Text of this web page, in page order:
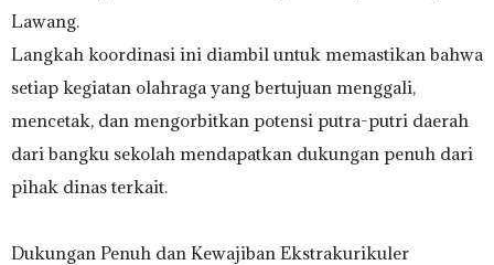
Lawang.
‎​Langkah koordinasi ini diambil untuk memastikan bahwa
setiap kegiatan olahraga yang bertujuan menggali,
mencetak, dan mengorbitkan potensi putra-putri daerah
dari bangku sekolah mendapatkan dukungan penuh dari
pihak dinas terkait.
‎​Dukungan Penuh dan Kewajiban Ekstrakurikuler